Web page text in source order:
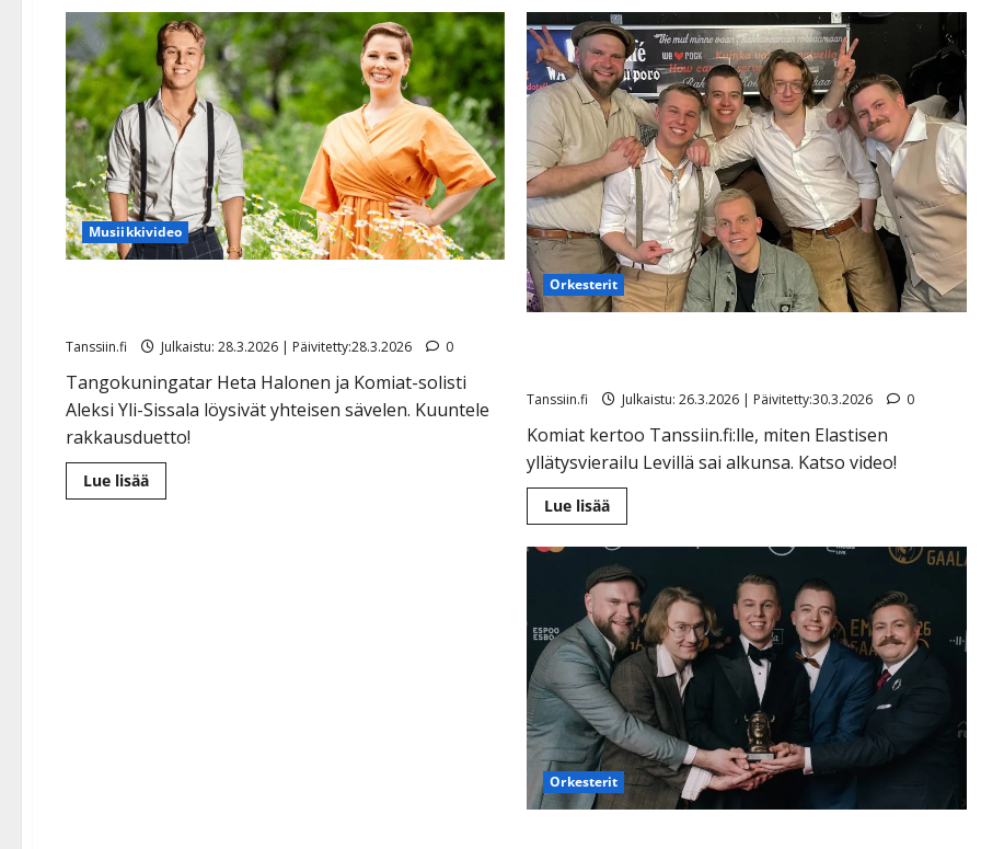
Tässä
on
kaikkien
aikojen
aidoin
iskelmä
–
näin
kävi
Finlandersille,
Katri
Helenalle
ja
Komioille
Musiikkivideo
Tanssiin.fi Julkaistu: 28.3.2026 | Päivitetty:28.3.2026 0
Tangokuningatar Heta Halonen ja Komiat-solisti
Aleksi Yli-Sissala löysivät yhteisen sävelen. Kuuntele
rakkausduetto!
Lue lisääLue
lisää
Orkesterit
Tanssiin.fi Julkaistu: 26.3.2026 | Päivitetty:30.3.2026 0
Komiat kertoo Tanssiin.fi:lle, miten Elastisen
yllätysvierailu Levillä sai alkunsa. Katso video!
Lue lisääLue
lisää
Elastinen
yllätti
Komioiden
keikalla
Levillä
–
hyppäsi
lavalle
laulamaan
Vesku
Loiria
Orkesterit